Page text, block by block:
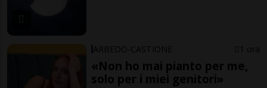
ARBEDO-CASTIONE 1 ora
«Non ho mai pianto per me,
solo per i miei genitori»